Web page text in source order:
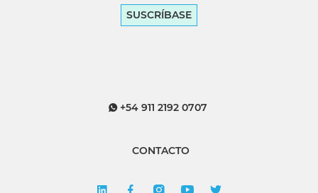
SUSCRÍBASE
+54 911 2192 0707
CONTACTO